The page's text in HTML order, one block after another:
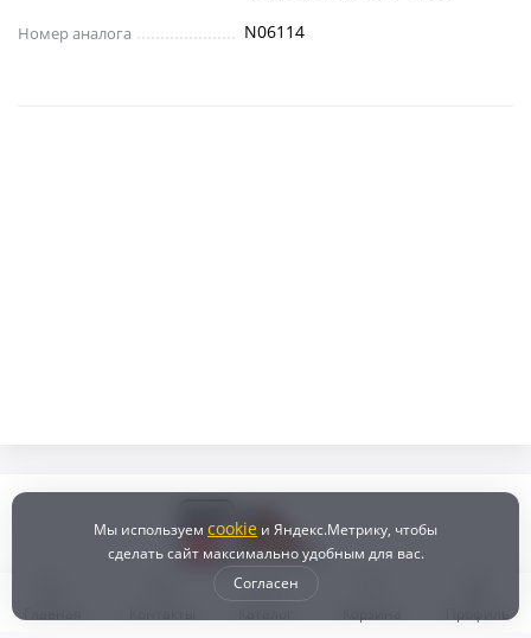
Номер аналога N06114
Мы используем cookie и Яндекс.Метрику, чтобы
сделать сайт максимально удобным для вас.
Согласен